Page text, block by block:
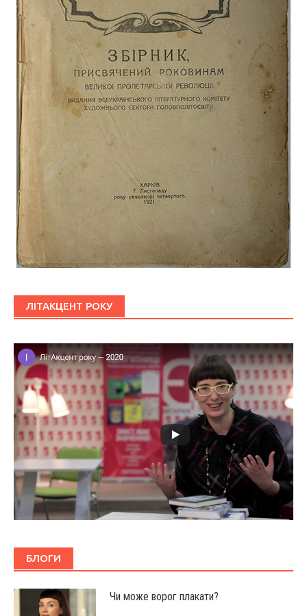
ЛІТАКЦЕНТ РОКУ
БЛОГИ
Чи може ворог плакати?